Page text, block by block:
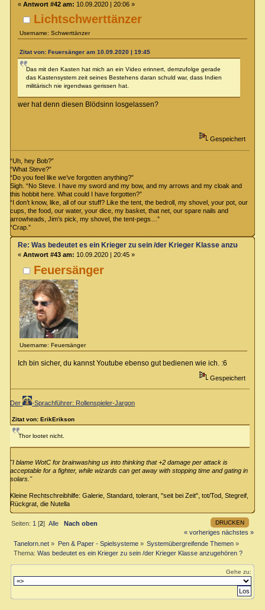
Lichtschwerttänzer
Username: Schwerttänzer
« Antwort #42 am: 10.09.2020 | 20:06 »
Zitat von: Feuersänger am 10.09.2020 | 19:45
Das mit den Kasten hat mich an ein Video erinnert, demzufolge gerade
das Kastensystem zeit seines Bestehens daran schuld war, dass Indien
militärisch nie irgendwas gerissen hat.
wer hat denn diesen Blödsinn losgelassen?
Gespeichert
“Uh, hey Bob?”
“What Steve?”
“Do you feel like we’ve forgotten anything?”
Sigh. “No Steve. I have my sword and my bow, and my arrows and my cloak and
this hobbit here. What could I have forgotten?”
“I don’t know, like, all of our stuff? Like the tent, the bedroll, my shovel, your pot, our
cups, the food, our water, your dice, my basket, that net, our spare nails and
arrowheads, Jim’s pick, my shovel, the tent-pegs…”
“Crap.”
Feuersänger
Username: Feuersänger
Re: Was bedeutet es ein Krieger zu sein /der Krieger Klasse
« Antwort #43 am: 10.09.2020 | 20:45 »
Ich bin sicher, du kannst Youtube ebenso gut bedienen wie ich. :6
Gespeichert
Der -Sprachführer: Rollenspieler-Jargon
Zitat von: ErikErikson
Thor lootet nicht.
"I blame WotC for brainwashing us into thinking that +2 damage per attack is
acceptable for a fighter, while wizards can get away with stopping time and gating in
solars."
Kleine Rechtschreibhilfe: Galerie, Standard, tolerant, "seit bei Zeit", tot/Tod, Stegreif,
Rückgrat, die Nutella
DRUCKEN
Seiten: 1 [2]Alle
Nach oben
« vorheriges nächstes »
Tanelorn.net » Pen & Paper - Spielsysteme» Systemübergreifende Themen »
Thema:Was bedeutet es ein Krieger zu sein /der Krieger Klasse anzugehören ?
Gehe zu: